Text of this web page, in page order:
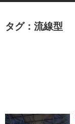
タグ：流線型